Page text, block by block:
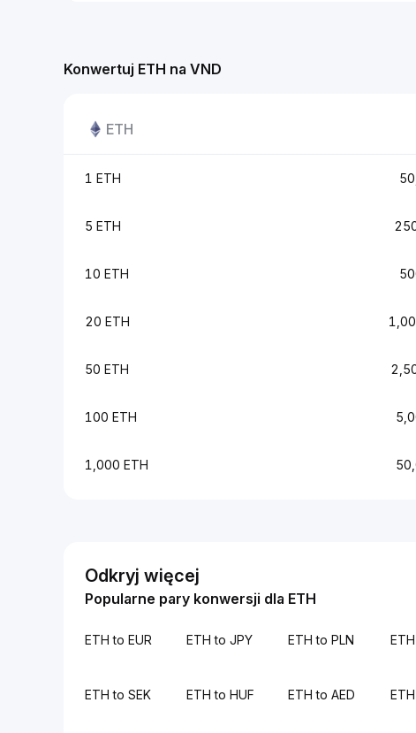
Konwertuj ETH na VND
ETH
1 ETH
5 ETH
10 ETH
20 ETH
50 ETH
100 ETH
1,000 ETH
Odkryj więcej
Popularne pary konwersji dla ETH
ETH to EUR ETH to JPY ETH to PLN
ETH to SEK ETH to HUF ETH to AED